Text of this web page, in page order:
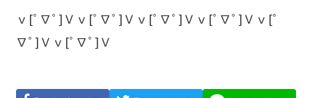
ｖ[ﾟ∇ﾟ]Ｖｖ[ﾟ∇ﾟ]Ｖｖ[ﾟ∇ﾟ]Ｖｖ[ﾟ∇ﾟ]Ｖｖ[ﾟ
∇ﾟ]Ｖｖ[ﾟ∇ﾟ]Ｖ